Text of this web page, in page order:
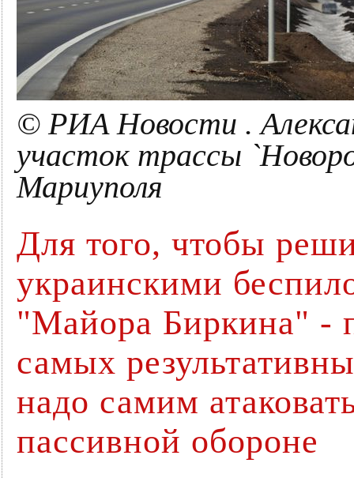
© РИА Новости .
участок трассы
Мариуполя
Для того, чтобы
украинскими
"Майора Биркина" -
самых
надо самим
пассивной обороне